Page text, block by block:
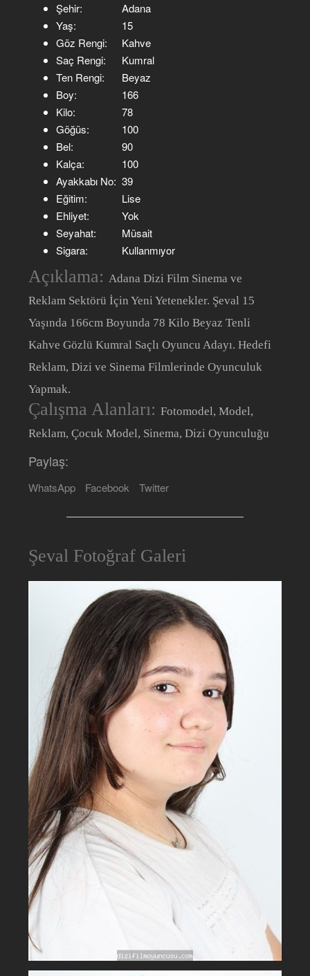
Şehir:
Adana
Yaş:
15
Göz Rengi:
Kahve
Saç Rengi:
Kumral
Ten Rengi:
Beyaz
Boy:
166
Kilo:
78
Göğüs:
100
Bel:
90
Kalça:
100
Ayakkabı No: 39
Eğitim:
Lise
Ehliyet:
Yok
Seyahat:
Müsait
Sigara:
Kullanmıyor
Açıklama:Adana Dizi Film Sinema ve
Reklam Sektörü İçin Yeni Yetenekler. Şeval 15
Yaşında 166cm Boyunda 78 Kilo Beyaz Tenli
Kahve Gözlü Kumral Saçlı Oyuncu Adayı. Hedefi
Reklam, Dizi ve Sinema Filmlerinde Oyunculuk
Yapmak.
Çalışma Alanları:Fotomodel, Model,
Reklam, Çocuk Model, Sinema, Dizi Oyunculuğu
Paylaş:
WhatsApp Facebook Twitter
Şeval Fotoğraf Galeri